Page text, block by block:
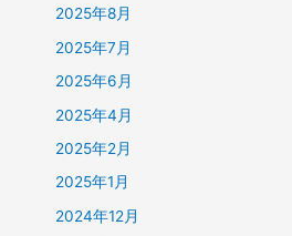
2025年8月
2025年7月
2025年6月
2025年4月
2025年2月
2025年1月
2024年12月